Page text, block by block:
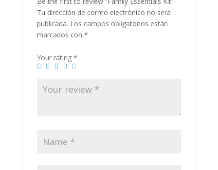
Tu dirección de correo electrónico no será
publicada. Los campos obligatorios están
marcados con *
Your rating *